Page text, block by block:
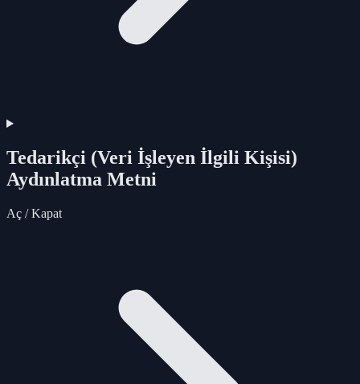
Tedarikçi (Veri İşleyen İlgili Kişisi)
Aydınlatma Metni
Aç / Kapat